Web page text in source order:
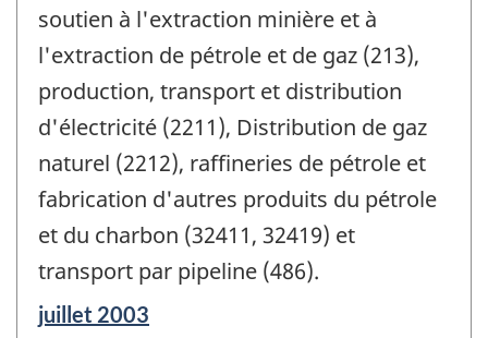
soutien à l'extraction minière et à
l'extraction de pétrole et de gaz (213),
production, transport et distribution
d'électricité (2211), Distribution de gaz
naturel (2212), raffineries de pétrole et
fabrication d'autres produits du pétrole
et du charbon (32411, 32419) et
transport par pipeline (486).
Période
juillet 2003